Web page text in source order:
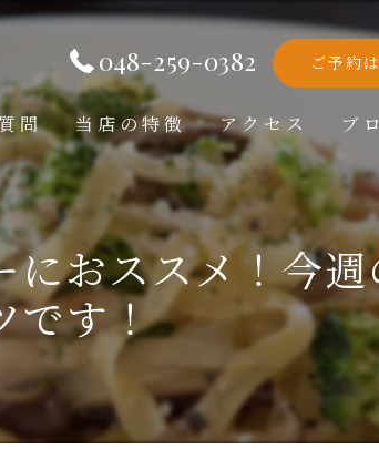
048-259-0382 ご予約
問 当店の特徴
洋食
ランチ
ディナー
テイクアウト
記念日
アクセス ブ
におススメ！今
です！